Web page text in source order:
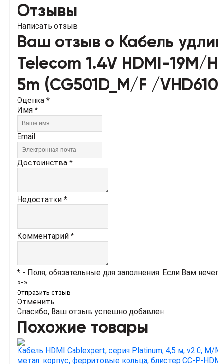
Отзывы
Написать отзыв
Ваш отзыв о Кабель
Telecom 1.4V HDMI-19M/
5m (CG501D_M/F /
Оценка *
Имя *
Email
Достоинства *
Недостатки *
Комментарий *
* - Поля, обязательные для заполнения. Если Вам
«-»
Отправить отзыв
Отменить
Спасибо, Ваш отзыв успешно добавлен
Похожие товары
Кабель HDMI Cablexpert, серия Platinum, 4,5 м, v2.0,
метал. корпус, ферритовые кольца, блистер CC-P-